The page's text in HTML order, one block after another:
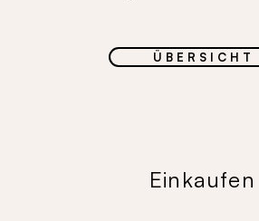
Einkaufen
Ü B E R S I C H T